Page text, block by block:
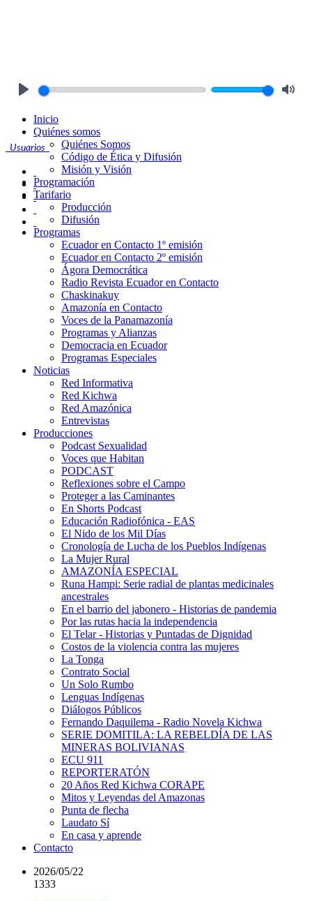
Usuarios
Inicio
Quiénes somos
Quiénes Somos
Código de Ética y Difusión
Misión y Visión
Programación
Tarifario
Producción
Difusión
Programas
Ecuador en Contacto 1º emisión
Ecuador en Contacto 2º emisión
Ágora Democrática
Radio Revista Ecuador en Contacto
Chaskinakuy
Amazonía en Contacto
Voces de la Panamazonía
Programas y Alianzas
Democracia en Ecuador
Programas Especiales
Noticias
Red Informativa
Red Kichwa
Red Amazónica
Entrevistas
Producciones
Podcast Sexualidad
Voces que Habitan
PODCAST
Reflexiones sobre el Campo
Proteger a las Caminantes
En Shorts Podcast
Educación Radiofónica - EAS
El Nido de los Mil Días
Cronología de Lucha de los Pueblos Indígenas
La Mujer Rural
AMAZONÍA ESPECIAL
Runa Hampi: Serie radial de plantas medicinales
ancestrales
En el barrio del jabonero - Historias de pandemia
Por las rutas hacia la independencia
El Telar - Historias y Puntadas de Dignidad
Costos de la violencia contra las mujeres
La Tonga
Contrato Social
Un Solo Rumbo
Lenguas Indígenas
Diálogos Públicos
Fernando Daquilema - Radio Novela Kichwa
SERIE DOMITILA: LA REBELDÍA DE LAS
MINERAS BOLIVIANAS
ECU 911
REPORTERATÓN
20 Años Red Kichwa CORAPE
Mitos y Leyendas del Amazonas
Punta de flecha
Laudato Sí
En casa y aprende
Contacto
2026/05/22
1333